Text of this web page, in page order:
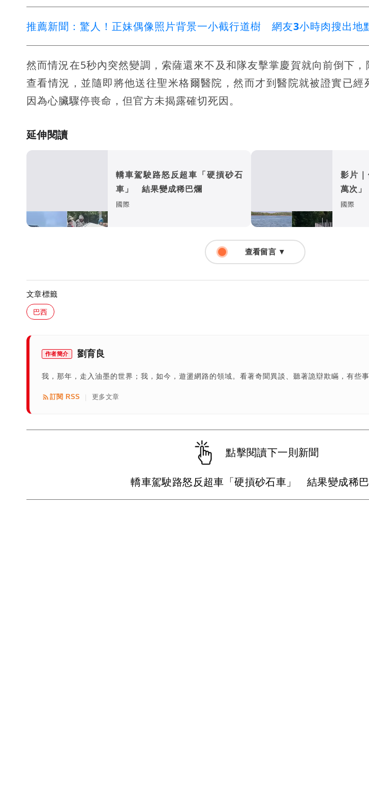
推薦新聞：驚人！正妹偶像照片背景一小截行道樹 網友3小時肉搜出地
然而情況在5秒內突然變調，索薩還來不及和隊友擊掌慶賀就向前倒下
查看情況，並隨即將他送往聖米格爾醫院，然而才到醫院就被證實已經
因為心臟驟停喪命，但官方未揭露確切死因。
延伸閱讀
轎車駕駛路怒反超車「硬摃砂石
車」 結果變成稀巴爛
國際
影片
萬次
國際
查看留言 ▼
文章標籤
巴西
作者簡介 劉育良
我，那年，走入油墨的世界；我，如今，遊盪網路的領域。看著奇聞異談、聽著詭辯欺瞞，有些
訂閱 RSS 更多文章
點擊閱讀下一則新聞
轎車駕駛路怒反超車「硬摃砂石車」 結果變成稀